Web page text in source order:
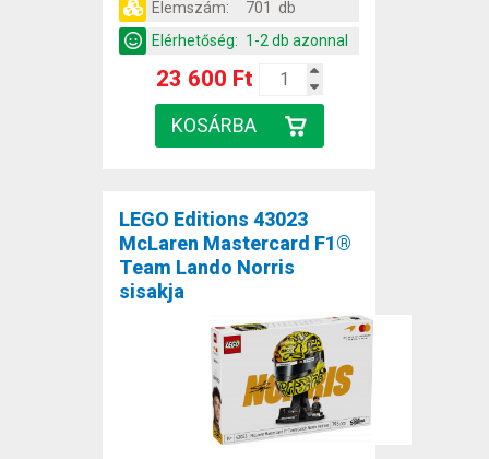
Elemszám:
701 db
Elérhetőség: 1-2 db azonnal
23 600 Ft
LEGO Editions 43023
McLaren Mastercard F1®
Team Lando Norris
sisakja